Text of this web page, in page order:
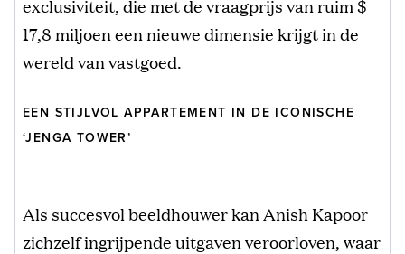
exclusiviteit, die met de vraagprijs van ruim $
17,8 miljoen een nieuwe dimensie krijgt in de
wereld van vastgoed.
EEN STIJLVOL APPARTEMENT IN DE ICONISCHE
‘JENGA TOWER’
Als succesvol beeldhouwer kan Anish Kapoor
zichzelf ingrijpende uitgaven veroorloven, waar